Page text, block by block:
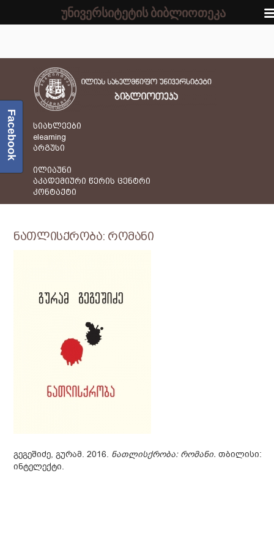
სიახლეები
elearning
არგუსი
ილიაუნი
აკადემიური წერის ცენტრი
კონტაქტი
ნათლისქრობა: რომანი
გეგეშიძე, გურამ. 2016. ნათლისქრობა: რომანი.თბილისი:
ინტელექტი.
Facebook
უნივერსიტეტის ბიბლიოთეკა